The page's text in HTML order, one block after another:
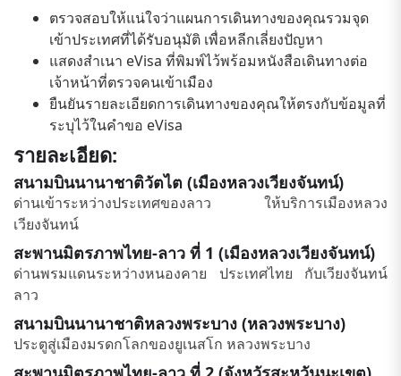
ตรวจสอบให้แน่ใจว่าแผนการเดินทางของคุณรวมจุด
เข้าประเทศที่ได้รับอนุมัติ เพื่อหลีกเลี่ยงปัญหา
แสดงสำเนา eVisa ที่พิมพ์ไว้พร้อมหนังสือเดินทางต่อ
เจ้าหน้าที่ตรวจคนเข้าเมือง
ยืนยันรายละเอียดการเดินทางของคุณให้ตรงกับข้อมูลที่
ระบุไว้ในคำขอ eVisa
รายละเอียด:
สนามบินนานาชาติวัตไต (เมืองหลวงเวียงจันทน์)
ด่านเข้าระหว่างประเทศของลาว ให้บริการเมืองหลวง
เวียงจันทน์
สะพานมิตรภาพไทย-ลาว ที่ 1 (เมืองหลวงเวียงจันทน์)
ด่านพรมแดนระหว่างหนองคาย ประเทศไทย กับเวียงจันทน์
ลาว
สนามบินนานาชาติหลวงพระบาง (หลวงพระบาง)
ประตูสู่เมืองมรดกโลกของยูเนสโก หลวงพระบาง